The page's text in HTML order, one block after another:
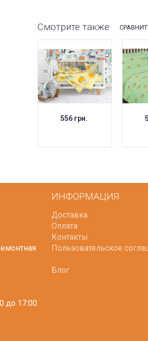
Смотрите также
556 грн.
до 17:00
ИНФОРМАЦИЯ
Доставка
Оплата
Контакты
Пользовательское
Блог